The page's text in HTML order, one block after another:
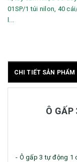
01SP/1 túi nilon, 40
l...
CHI TIẾT SẢN PHẨM
Ô GẤP
- Ô gấp 3 tự động 1